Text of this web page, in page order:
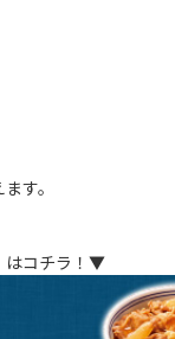
す。
はコチラ！▼